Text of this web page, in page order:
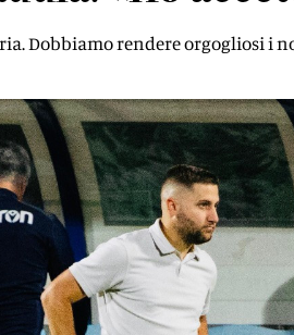
Dobbiamo rendere orgogliosi i